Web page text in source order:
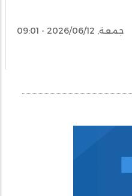
جمعة, 2026/06/12 - 09:01